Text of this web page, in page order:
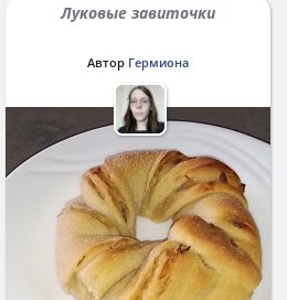
Луковые завиточки
Автор Гермиона